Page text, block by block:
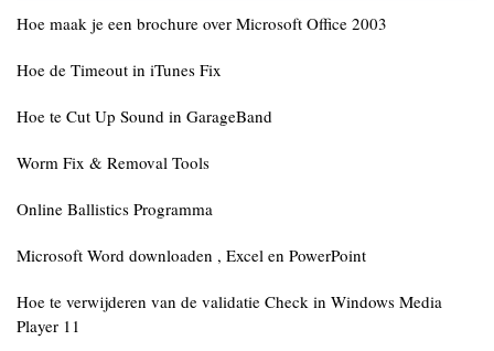
Hoe maak je een brochure over Microsoft Office 2003
Hoe de Timeout in iTunes Fix
Hoe te Cut Up Sound in GarageBand
Worm Fix & Removal Tools
Online Ballistics Programma
Microsoft Word downloaden , Excel en PowerPoint
Hoe te verwijderen van de validatie Check in Windows Media
Player 11